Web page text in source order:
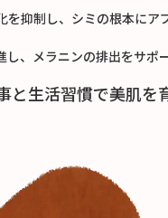
を抑制し、シミの根本にア
、メラニンの排出をサポ
と生活習慣で美肌を